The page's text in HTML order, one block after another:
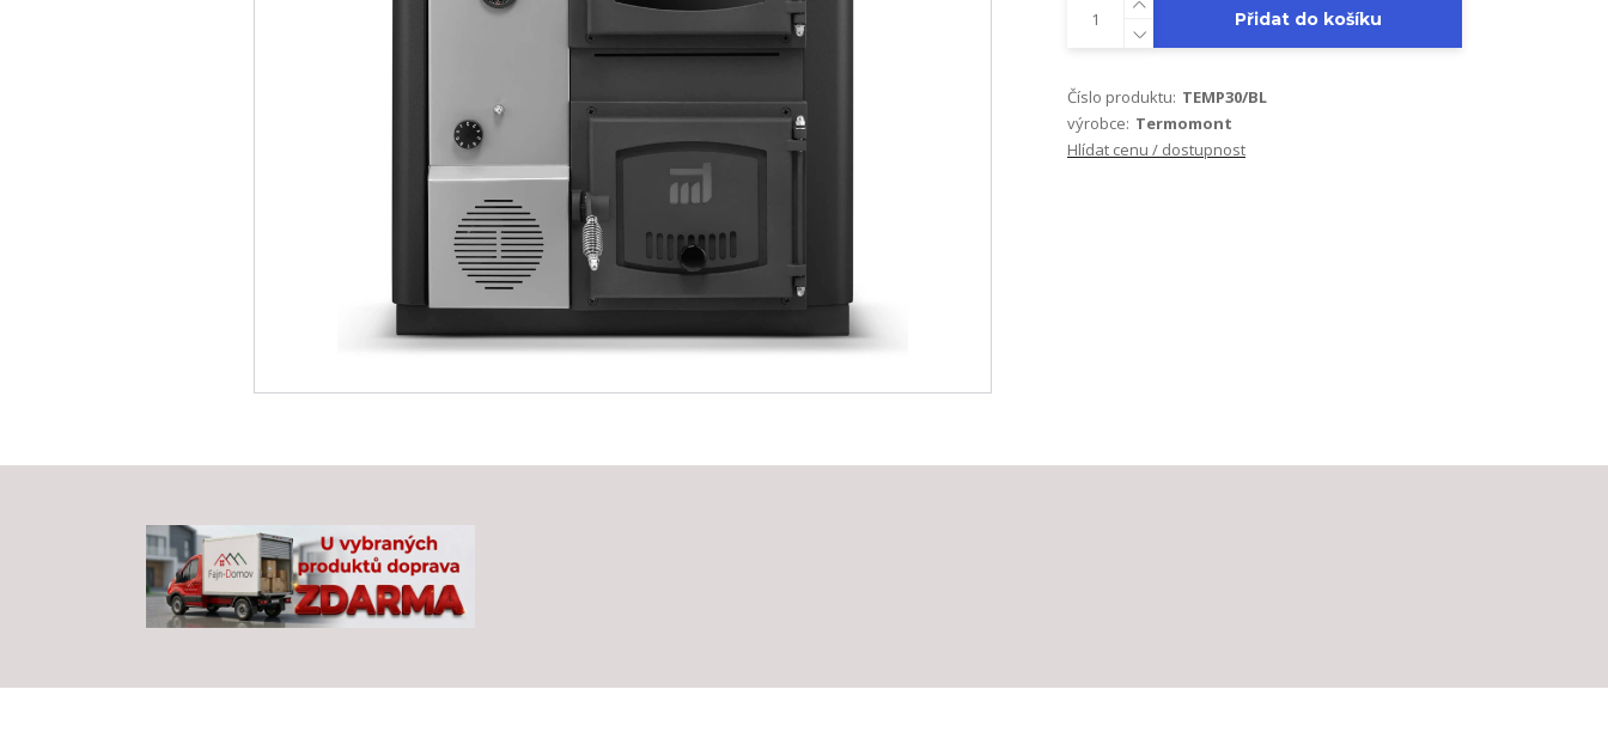
Přidat do košíku
Číslo produktu: TEMP30/BL
výrobce: Termomont
Hlídat cenu / dostupnost